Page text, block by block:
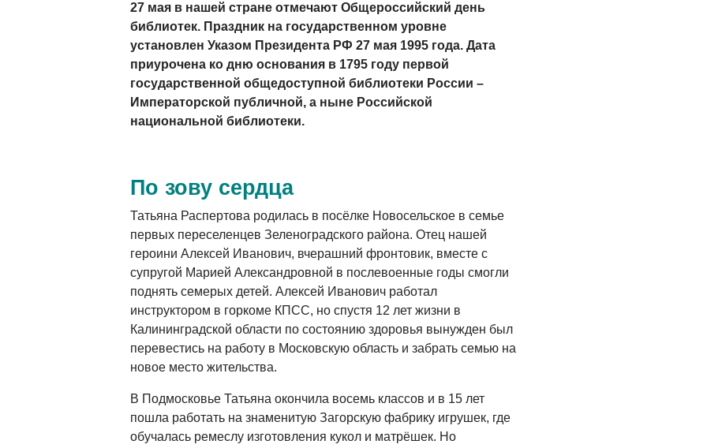
27 мая в нашей стране отмечают Общероссийский день
библиотек. Праздник на государственном уровне
установлен Указом Президента РФ 27 мая 1995 года. Дата
приурочена ко дню основания в 1795 году первой
государственной общедоступной библиотеки России –
Императорской публичной, а ныне Российской
национальной библиотеки.
По зову сердца
Татьяна Распертова родилась в посёлке Новосельское в семье
первых переселенцев Зеленоградского района. Отец нашей
героини Алексей Иванович, вчерашний фронтовик, вместе с
супругой Марией Александровной в послевоенные годы смогли
поднять семерых детей. Алексей Иванович работал
инструктором в горкоме КПСС, но спустя 12 лет жизни в
Калининградской области по состоянию здоровья вынужден был
перевестись на работу в Московскую область и забрать семью на
новое место жительства.
В Подмосковье Татьяна окончила восемь классов и в 15 лет
пошла работать на знаменитую Загорскую фабрику игрушек, где
обучалась ремеслу изготовления кукол и матрёшек. Но